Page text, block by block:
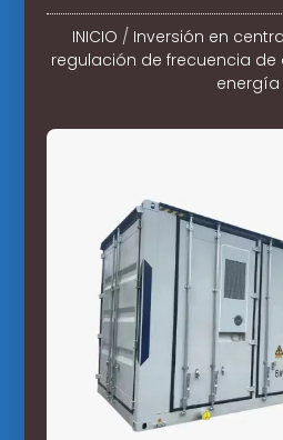
INICIO / Inversión en
regulación de frecuencia
energía